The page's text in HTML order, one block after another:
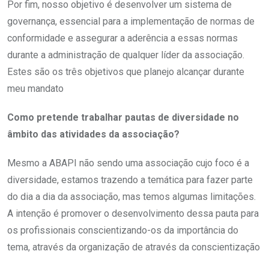
Por fim, nosso objetivo é desenvolver um sistema de
governança, essencial para a implementação de normas de
conformidade e assegurar a aderência a essas normas
durante a administração de qualquer líder da associação.
Estes são os três objetivos que planejo alcançar durante
meu mandato
Como pretende trabalhar pautas de diversidade no
âmbito das atividades da associação?
Mesmo a ABAPI não sendo uma associação cujo foco é a
diversidade, estamos trazendo a temática para fazer parte
do dia a dia da associação, mas temos algumas limitações.
A intenção é promover o desenvolvimento dessa pauta para
os profissionais conscientizando-os da importância do
tema, através da organização de através da conscientização